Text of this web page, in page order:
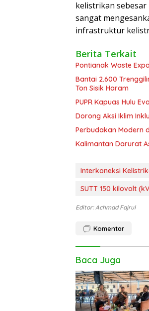
kelistrikan
sangat
infrastruktur
Berita Terkait
Pontianak Waste
Bantai 2.600
Ton Sisik Haram
PUPR Kapuas Hulu
Dorong Aksi Iklim
Perbudakan Modern
Kalimantan Darurat
Interkoneksi
SUTT 150 kilovolt
Editor: Achmad Fajrul
Komentar
Baca Juga